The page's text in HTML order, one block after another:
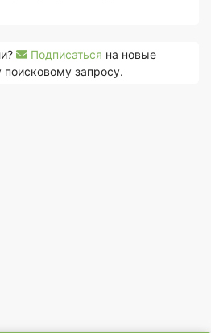
Подписаться на новые
запросу.